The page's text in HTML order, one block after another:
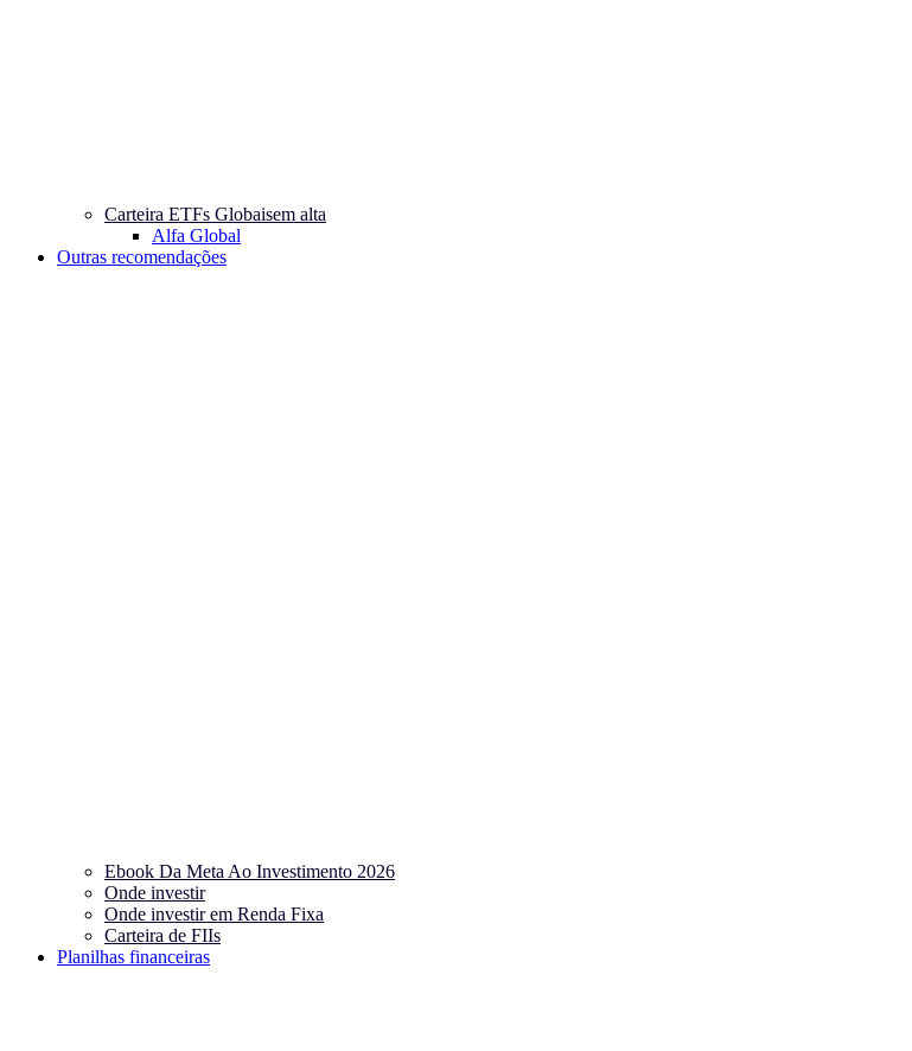
Carteira ETFs Globaisem alta
Alfa Global
Outras recomendações
Ebook Da Meta Ao Investimento 2026
Onde investir
Onde investir em Renda Fixa
Carteira de FIIs
Planilhas financeiras